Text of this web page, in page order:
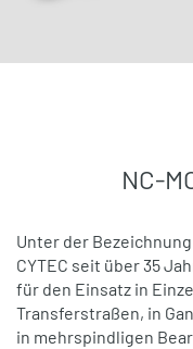
NC-
Unter der Bezeichnung
CYTEC seit über 35
für den Einsatz in
Transferstraßen, in
in mehrspindligen